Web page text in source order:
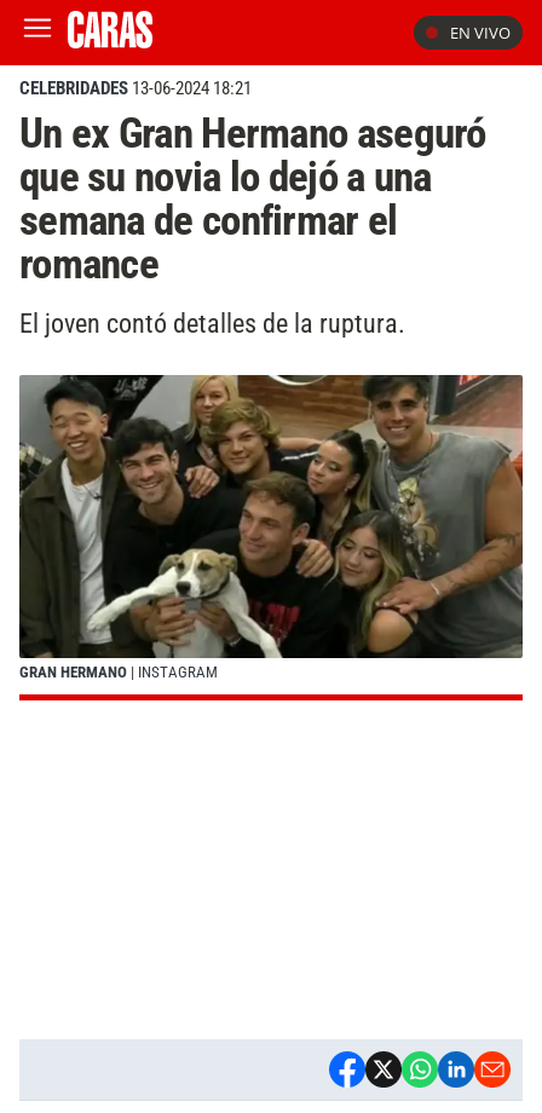
EN VIVO
CELEBRIDADES 13-06-2024 18:21
Un ex Gran Hermano aseguró
que su novia lo dejó a una
semana de confirmar el
romance
El joven contó detalles de la ruptura.
GRAN HERMANO | INSTAGRAM